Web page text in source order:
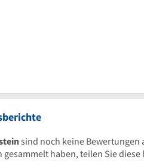
sind noch keine Bewertungen
haben, teilen Sie